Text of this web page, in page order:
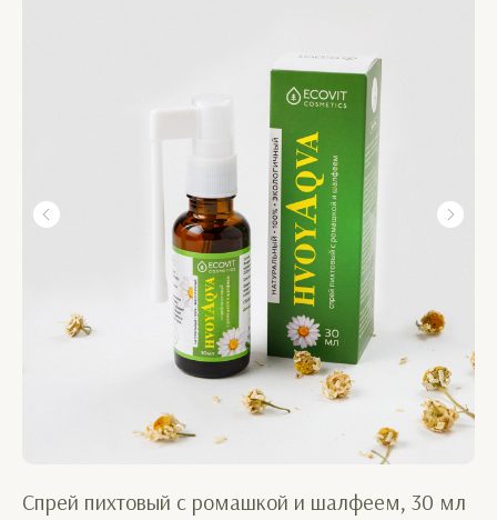
Спрей пихтовый с ромашкой и шалфеем, 30 мл